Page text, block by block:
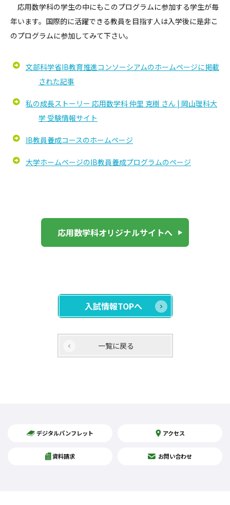
応用数学科の学生の中にもこのプログラムに参加する学生が毎
年います。国際的に活躍できる教員を目指す人は入学後に是非こ
のプログラムに参加してみて下さい。
文部科学省IB教育推進コンソーシアムのホームページに掲載
された記事
私の成長ストーリー 応用数学科 仲里 克樹 さん | 岡山理科大
学 受験情報サイト
IB教員養成コースのホームページ
大学ホームページのIB教員養成プログラムのページ
応用数学科オリジナルサイトへ
入試情報TOPへ
一覧に戻る
デジタルパンフレット アクセス
資料請求 お問い合わせ